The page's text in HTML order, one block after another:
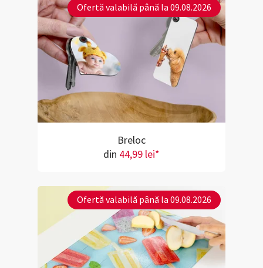
Ofertă valabilă până la 09.08.2026
Breloc
din 44,99 lei*
Ofertă valabilă până la 09.08.2026